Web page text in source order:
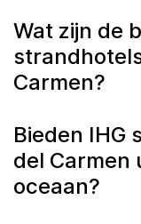
Wat zijn de
Carmen?
Bieden IHG
del Carmen
oceaan?